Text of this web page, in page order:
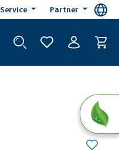
Service Partner